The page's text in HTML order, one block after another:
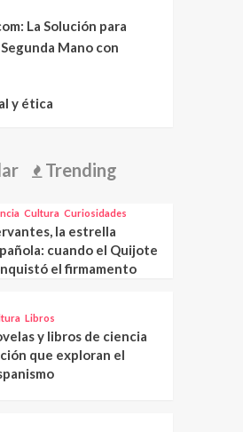
La Solución para
Mano con
y ética
Trending
Cultura Curiosidades
la estrella
cuando el Quijote
el firmamento
Libros
y libros de ciencia
que exploran el